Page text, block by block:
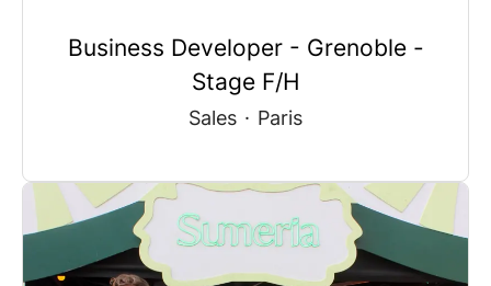
Business Developer - Grenoble -
Stage F/H
Sales · Paris